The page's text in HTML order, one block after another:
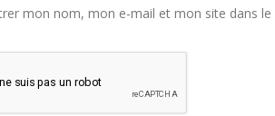
mon nom, mon e-mail et mon site dans